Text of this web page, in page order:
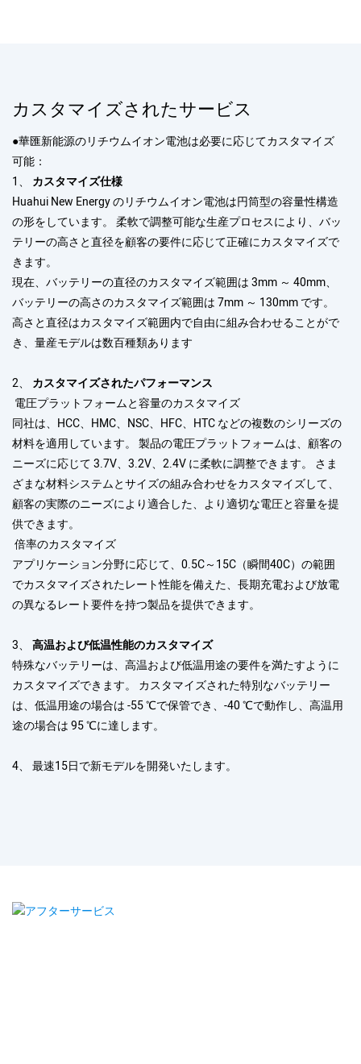
カスタマイズされたサービス
●華匯新能源のリチウムイオン電池は必要に応じてカスタマイズ
可能：
1、 カスタマイズ仕様
Huahui New Energy のリチウムイオン電池は円筒型の容量性構造
の形をしています。 柔軟で調整可能な生産プロセスにより、バッ
テリーの高さと直径を顧客の要件に応じて正確にカスタマイズで
きます。
現在、バッテリーの直径のカスタマイズ範囲は 3mm ～ 40mm、
バッテリーの高さのカスタマイズ範囲は 7mm ～ 130mm です。
高さと直径はカスタマイズ範囲内で自由に組み合わせることがで
き、量産モデルは数百種類あります
2、 カスタマイズされたパフォーマンス
電圧プラットフォームと容量のカスタマイズ
同社は、HCC、HMC、NSC、HFC、HTC などの複数のシリーズの
材料を適用しています。 製品の電圧プラットフォームは、顧客の
ニーズに応じて 3.7V、3.2V、2.4V に柔軟に調整できます。 さま
ざまな材料システムとサイズの組み合わせをカスタマイズして、
顧客の実際のニーズにより適合した、より適切な電圧と容量を提
供できます。
倍率のカスタマイズ
アプリケーション分野に応じて、0.5C～15C（瞬間40C）の範囲
でカスタマイズされたレート性能を備えた、長期充電および放電
の異なるレート要件を持つ製品を提供できます。
3、 高温および低温性能のカスタマイズ
特殊なバッテリーは、高温および低温用途の要件を満たすように
カスタマイズできます。 カスタマイズされた特別なバッテリー
は、低温用途の場合は -55 ℃で保管でき、-40 ℃で動作し、高温用
途の場合は 95 ℃に達します。
4、 最速15日で新モデルを開発いたします。